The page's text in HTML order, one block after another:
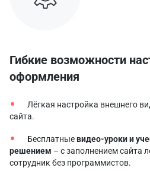
Гибкие возможности
оформления
Лёгкая настройка внешнего
сайта.
Бесплатныевидео-уроки и
решением – с заполнением сайта
сотрудник без программистов.